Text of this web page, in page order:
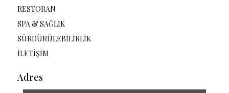
RESTORAN
SPA & SAĞLIK
SÜRDÜRÜLEBİLİRLİK
İLETİŞİM
Adres